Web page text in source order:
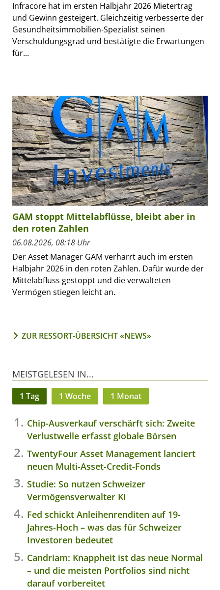
Infracore hat im ersten Halbjahr 2026 Mietertrag
und Gewinn gesteigert. Gleichzeitig verbesserte der
Gesundheitsimmobilien-Spezialist seinen
Verschuldungsgrad und bestätigte die Erwartungen
für...
GAM stoppt Mittelabflüsse, bleibt aber in
den roten Zahlen
06.08.2026, 08:18 Uhr
Der Asset Manager GAM verharrt auch im ersten
Halbjahr 2026 in den roten Zahlen. Dafür wurde der
Mittelabfluss gestoppt und die verwalteten
Vermögen stiegen leicht an.
ZUR RESSORT-ÜBERSICHT «NEWS»
MEISTGELESEN IN...
1 Tag 1 Woche 1 Monat
Chip-Ausverkauf verschärft sich: Zweite
Verlustwelle erfasst globale Börsen
TwentyFour Asset Management lanciert
neuen Multi-Asset-Credit-Fonds
Studie: So nutzen Schweizer
Vermögensverwalter KI
Fed schickt Anleihenrenditen auf 19-
Jahres-Hoch – was das für Schweizer
Investoren bedeutet
Candriam: Knappheit ist das neue Normal
– und die meisten Portfolios sind nicht
darauf vorbereitet